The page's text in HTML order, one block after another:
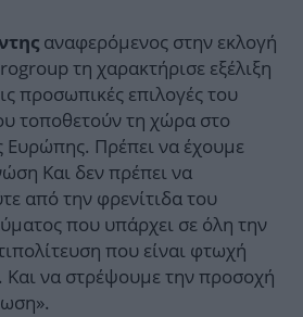
αναφερόμενος στην εκλογή
τη χαρακτήρισε εξέλιξη
προσωπικές επιλογές του
τοποθετούν τη χώρα στο
Πρέπει να έχουμε
Και δεν πρέπει να
από την φρενίτιδα του
που υπάρχει σε όλη την
που είναι φτωχή
Και να στρέψουμε την προσοχή